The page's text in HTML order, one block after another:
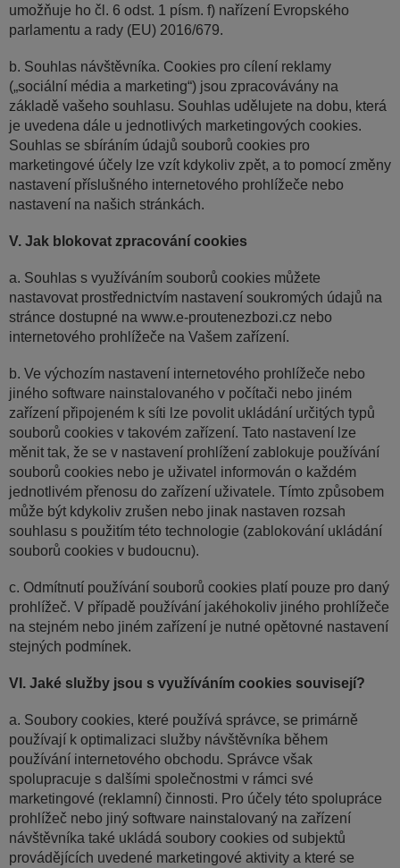
umožňuje ho čl. 6 odst. 1 písm. f) nařízení Evropského
parlamentu a rady (EU) 2016/679.
b. Souhlas návštěvníka. Cookies pro cílení reklamy
(„sociální média a marketing“) jsou zpracovávány na
základě vašeho souhlasu. Souhlas udělujete na dobu, která
je uvedena dále u jednotlivých marketingových cookies.
Souhlas se sbíráním údajů souborů cookies pro
marketingové účely lze vzít kdykoliv zpět, a to pomocí změny
nastavení příslušného internetového prohlížeče nebo
nastavení na našich stránkách.
V. Jak blokovat zpracování cookies
a. Souhlas s využíváním souborů cookies můžete
nastavovat prostřednictvím nastavení soukromých údajů na
stránce dostupné na www.e-proutenezbozi.cz nebo
internetového prohlížeče na Vašem zařízení.
b. Ve výchozím nastavení internetového prohlížeče nebo
jiného software nainstalovaného v počítači nebo jiném
zařízení připojeném k síti lze povolit ukládání určitých typů
souborů cookies v takovém zařízení. Tato nastavení lze
měnit tak, že se v nastavení prohlížení zablokuje používání
souborů cookies nebo je uživatel informován o každém
jednotlivém přenosu do zařízení uživatele. Tímto způsobem
může být kdykoliv zrušen nebo jinak nastaven rozsah
souhlasu s použitím této technologie (zablokování ukládání
souborů cookies v budoucnu).
c. Odmítnutí používání souborů cookies platí pouze pro daný
prohlížeč. V případě používání jakéhokoliv jiného prohlížeče
na stejném nebo jiném zařízení je nutné opětovné nastavení
stejných podmínek.
VI. Jaké služby jsou s využíváním cookies souvisejí?
a. Soubory cookies, které používá správce, se primárně
používají k optimalizaci služby návštěvníka během
používání internetového obchodu. Správce však
spolupracuje s dalšími společnostmi v rámci své
marketingové (reklamní) činnosti. Pro účely této spolupráce
prohlížeč nebo jiný software nainstalovaný na zařízení
návštěvníka také ukládá soubory cookies od subjektů
provádějících uvedené marketingové aktivity a které se